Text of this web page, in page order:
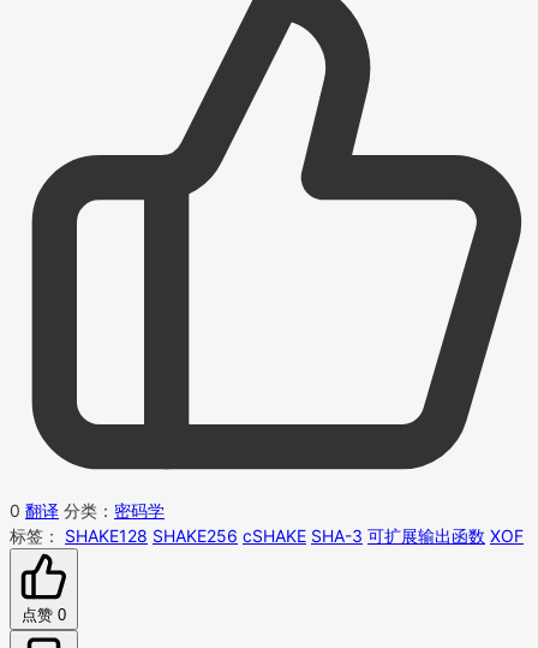
0 翻译 分类： 密码学
标签：
SHAKE128 SHAKE256 cSHAKE SHA-3 可扩展输出函数 XOF
点赞 0